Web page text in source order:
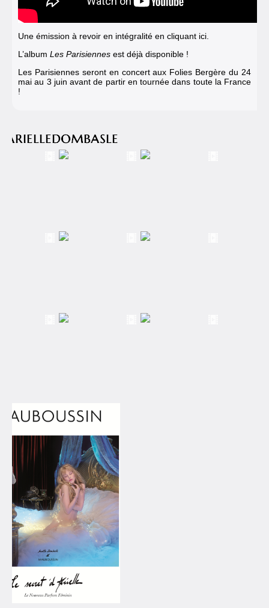
Une émission à revoir en intégralité en cliquant ici.
L’album Les Parisiennes est déjà disponible !
Les Parisiennes seront en concert aux Folies Bergère du 24
mai au 3 juin avant de partir en tournée dans toute la France
!